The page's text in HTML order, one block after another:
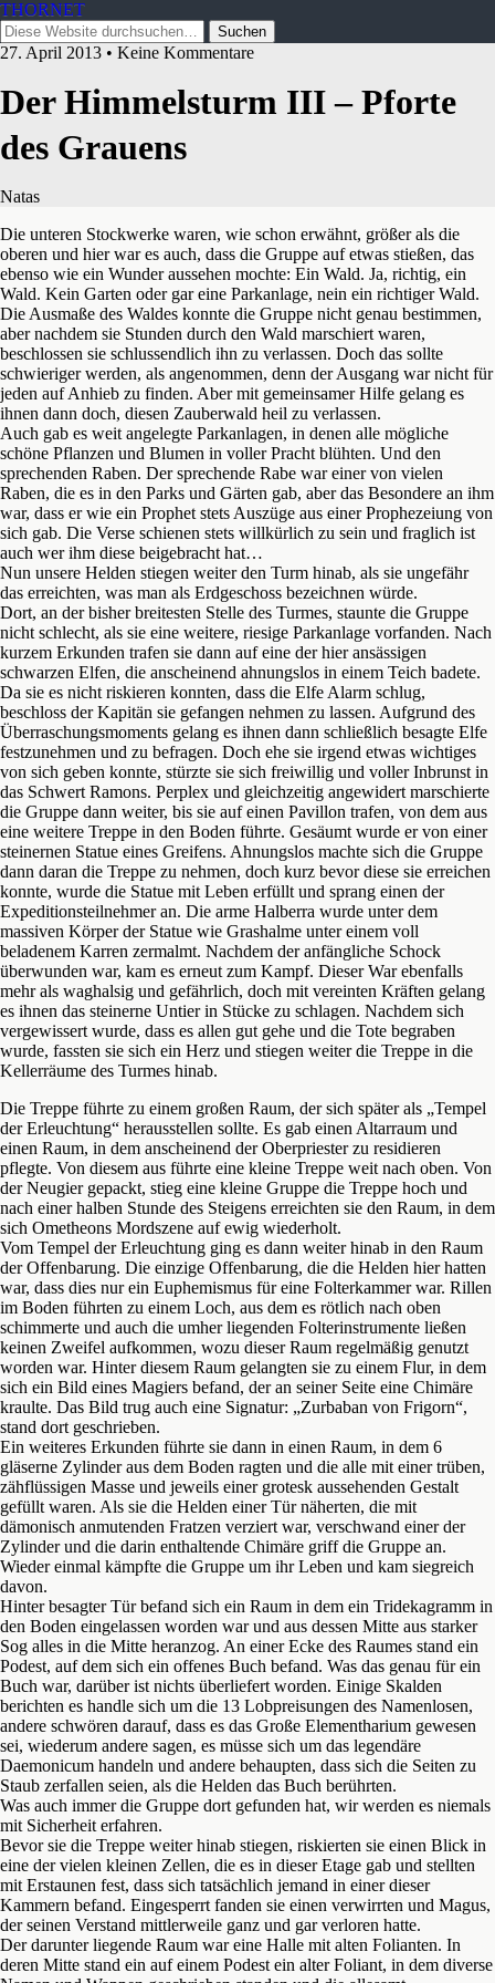
THORNET
27. April 2013 • Keine Kommentare
Der Himmelsturm III – Pforte
des Grauens
Natas
Die unteren Stockwerke waren, wie schon erwähnt, größer als die
oberen und hier war es auch, dass die Gruppe auf etwas stießen, das
ebenso wie ein Wunder aussehen mochte: Ein Wald. Ja, richtig, ein
Wald. Kein Garten oder gar eine Parkanlage, nein ein richtiger Wald.
Die Ausmaße des Waldes konnte die Gruppe nicht genau bestimmen,
aber nachdem sie Stunden durch den Wald marschiert waren,
beschlossen sie schlussendlich ihn zu verlassen. Doch das sollte
schwieriger werden, als angenommen, denn der Ausgang war nicht für
jeden auf Anhieb zu finden. Aber mit gemeinsamer Hilfe gelang es
ihnen dann doch, diesen Zauberwald heil zu verlassen.
Auch gab es weit angelegte Parkanlagen, in denen alle mögliche
schöne Pflanzen und Blumen in voller Pracht blühten. Und den
sprechenden Raben. Der sprechende Rabe war einer von vielen
Raben, die es in den Parks und Gärten gab, aber das Besondere an ihm
war, dass er wie ein Prophet stets Auszüge aus einer Prophezeiung von
sich gab. Die Verse schienen stets willkürlich zu sein und fraglich ist
auch wer ihm diese beigebracht hat…
Nun unsere Helden stiegen weiter den Turm hinab, als sie ungefähr
das erreichten, was man als Erdgeschoss bezeichnen würde.
Dort, an der bisher breitesten Stelle des Turmes, staunte die Gruppe
nicht schlecht, als sie eine weitere, riesige Parkanlage vorfanden. Nach
kurzem Erkunden trafen sie dann auf eine der hier ansässigen
schwarzen Elfen, die anscheinend ahnungslos in einem Teich badete.
Da sie es nicht riskieren konnten, dass die Elfe Alarm schlug,
beschloss der Kapitän sie gefangen nehmen zu lassen. Aufgrund des
Überraschungsmoments gelang es ihnen dann schließlich besagte Elfe
festzunehmen und zu befragen. Doch ehe sie irgend etwas wichtiges
von sich geben konnte, stürzte sie sich freiwillig und voller Inbrunst in
das Schwert Ramons. Perplex und gleichzeitig angewidert marschierte
die Gruppe dann weiter, bis sie auf einen Pavillon trafen, von dem aus
eine weitere Treppe in den Boden führte. Gesäumt wurde er von einer
steinernen Statue eines Greifens. Ahnungslos machte sich die Gruppe
dann daran die Treppe zu nehmen, doch kurz bevor diese sie erreichen
konnte, wurde die Statue mit Leben erfüllt und sprang einen der
Expeditionsteilnehmer an. Die arme Halberra wurde unter dem
massiven Körper der Statue wie Grashalme unter einem voll
beladenem Karren zermalmt. Nachdem der anfängliche Schock
überwunden war, kam es erneut zum Kampf. Dieser War ebenfalls
mehr als waghalsig und gefährlich, doch mit vereinten Kräften gelang
es ihnen das steinerne Untier in Stücke zu schlagen. Nachdem sich
vergewissert wurde, dass es allen gut gehe und die Tote begraben
wurde, fassten sie sich ein Herz und stiegen weiter die Treppe in die
Kellerräume des Turmes hinab.
Die Treppe führte zu einem großen Raum, der sich später als „Tempel
der Erleuchtung“ herausstellen sollte. Es gab einen Altarraum und
einen Raum, in dem anscheinend der Oberpriester zu residieren
pflegte. Von diesem aus führte eine kleine Treppe weit nach oben. Von
der Neugier gepackt, stieg eine kleine Gruppe die Treppe hoch und
nach einer halben Stunde des Steigens erreichten sie den Raum, in dem
sich Ometheons Mordszene auf ewig wiederholt.
Vom Tempel der Erleuchtung ging es dann weiter hinab in den Raum
der Offenbarung. Die einzige Offenbarung, die die Helden hier hatten
war, dass dies nur ein Euphemismus für eine Folterkammer war. Rillen
im Boden führten zu einem Loch, aus dem es rötlich nach oben
schimmerte und auch die umher liegenden Folterinstrumente ließen
keinen Zweifel aufkommen, wozu dieser Raum regelmäßig genutzt
worden war. Hinter diesem Raum gelangten sie zu einem Flur, in dem
sich ein Bild eines Magiers befand, der an seiner Seite eine Chimäre
kraulte. Das Bild trug auch eine Signatur: „Zurbaban von Frigorn“,
stand dort geschrieben.
Ein weiteres Erkunden führte sie dann in einen Raum, in dem 6
gläserne Zylinder aus dem Boden ragten und die alle mit einer trüben,
zähflüssigen Masse und jeweils einer grotesk aussehenden Gestalt
gefüllt waren. Als sie die Helden einer Tür näherten, die mit
dämonisch anmutenden Fratzen verziert war, verschwand einer der
Zylinder und die darin enthaltende Chimäre griff die Gruppe an.
Wieder einmal kämpfte die Gruppe um ihr Leben und kam siegreich
davon.
Hinter besagter Tür befand sich ein Raum in dem ein Tridekagramm in
den Boden eingelassen worden war und aus dessen Mitte aus starker
Sog alles in die Mitte heranzog. An einer Ecke des Raumes stand ein
Podest, auf dem sich ein offenes Buch befand. Was das genau für ein
Buch war, darüber ist nichts überliefert worden. Einige Skalden
berichten es handle sich um die 13 Lobpreisungen des Namenlosen,
andere schwören darauf, dass es das Große Elementharium gewesen
sei, wiederum andere sagen, es müsse sich um das legendäre
Daemonicum handeln und andere behaupten, dass sich die Seiten zu
Staub zerfallen seien, als die Helden das Buch berührten.
Was auch immer die Gruppe dort gefunden hat, wir werden es niemals
mit Sicherheit erfahren.
Bevor sie die Treppe weiter hinab stiegen, riskierten sie einen Blick in
eine der vielen kleinen Zellen, die es in dieser Etage gab und stellten
mit Erstaunen fest, dass sich tatsächlich jemand in einer dieser
Kammern befand. Eingesperrt fanden sie einen verwirrten und Magus,
der seinen Verstand mittlerweile ganz und gar verloren hatte.
Der darunter liegende Raum war eine Halle mit alten Folianten. In
deren Mitte stand ein auf einem Podest ein alter Foliant, in dem diverse